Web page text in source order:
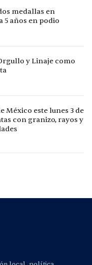
medallas en
5 años en podio
y Linaje como
México este lunes 3 de
con granizo, rayos y